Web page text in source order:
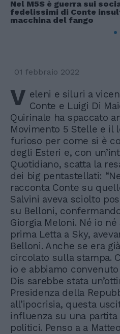
Nel M5S è guerra sui
fedelissimi di Conte
macchina del fango
01 febbraio 2022
V eleni e siluri a
Conte e Luigi Di
Quirinale ha spaccato
Movimento 5 Stelle e il
furioso per come si è
degli Esteri e, con
Quotidiano, scatta la
dei big pentastellati:
racconta Conte su
Salvini aveva sciolto
su Belloni,
Giorgia Meloni. Né io
prima Letta a Sky,
Belloni. Anche se era
circolato sulla stampa.
io e abbiamo
Dis sarebbe stata
Presidenza della
all’ipocrisia, questa
influenza su una partita
politici. Penso a a